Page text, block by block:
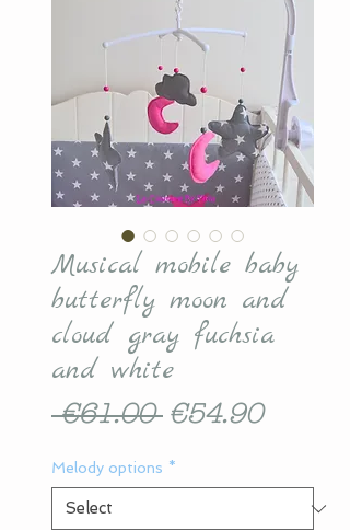
Musical mobile baby
butterfly moon and
cloud gray fuchsia
and white
€61.00 Regular
€54.90Sale
Melody options *